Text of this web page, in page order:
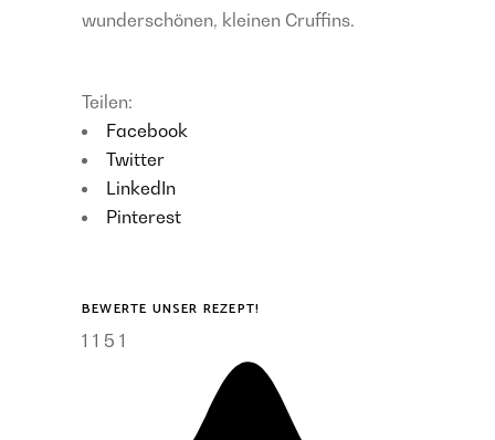
wunderschönen, kleinen Cruffins.
Teilen:
Facebook
Twitter
LinkedIn
Pinterest
BEWERTE UNSER REZEPT!
1 1 5 1